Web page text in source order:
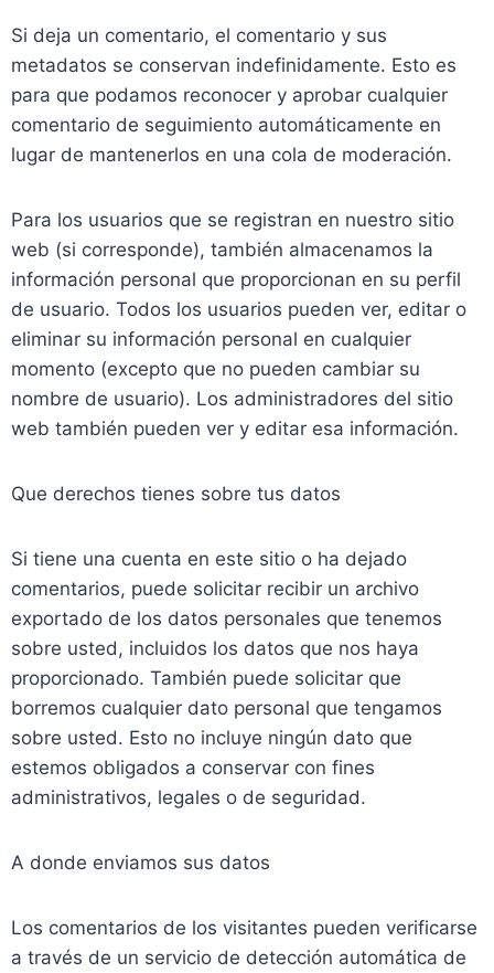
Si deja un comentario, el comentario y sus
metadatos se conservan indefinidamente. Esto es
para que podamos reconocer y aprobar cualquier
comentario de seguimiento automáticamente en
lugar de mantenerlos en una cola de moderación.
Para los usuarios que se registran en nuestro sitio
web (si corresponde), también almacenamos la
información personal que proporcionan en su perfil
de usuario. Todos los usuarios pueden ver, editar o
eliminar su información personal en cualquier
momento (excepto que no pueden cambiar su
nombre de usuario). Los administradores del sitio
web también pueden ver y editar esa información.
Que derechos tienes sobre tus datos
Si tiene una cuenta en este sitio o ha dejado
comentarios, puede solicitar recibir un archivo
exportado de los datos personales que tenemos
sobre usted, incluidos los datos que nos haya
proporcionado. También puede solicitar que
borremos cualquier dato personal que tengamos
sobre usted. Esto no incluye ningún dato que
estemos obligados a conservar con fines
administrativos, legales o de seguridad.
A donde enviamos sus datos
Los comentarios de los visitantes pueden verificarse
a través de un servicio de detección automática de